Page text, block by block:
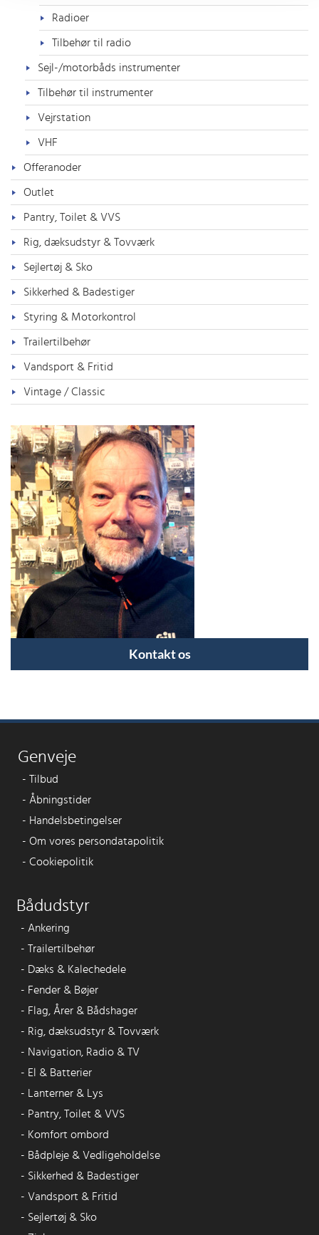
Radioer
Tilbehør til radio
Sejl-/motorbåds instrumenter
Tilbehør til instrumenter
Vejrstation
VHF
Offeranoder
Outlet
Pantry, Toilet & VVS
Rig, dæksudstyr & Tovværk
Sejlertøj & Sko
Sikkerhed & Badestiger
Styring & Motorkontrol
Trailertilbehør
Vandsport & Fritid
Vintage / Classic
Kontakt os
Genveje
- Tilbud
- Åbningstider
- Handelsbetingelser
- Om vores persondatapolitik
- Cookiepolitik
Bådudstyr
- Ankering
- Trailertilbehør
- Dæks & Kalechedele
- Fender & Bøjer
- Flag, Årer & Bådshager
- Rig, dæksudstyr & Tovværk
- Navigation, Radio & TV
- El & Batterier
- Lanterner & Lys
- Pantry, Toilet & VVS
- Komfort ombord
- Bådpleje & Vedligeholdelse
- Sikkerhed & Badestiger
- Vandsport & Fritid
- Sejlertøj & Sko